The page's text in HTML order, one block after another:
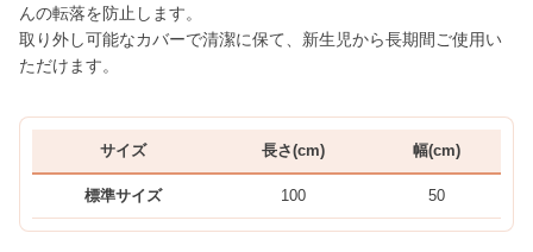
んの転落を防止します。
取り外し可能なカバーで清潔に保て、新生児から長期間ご使用い
ただけます。
サイズ 長さ(cm) 幅(cm)
標準サイズ 100 50